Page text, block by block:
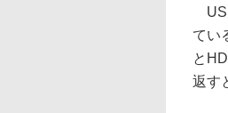
てい
と
返す